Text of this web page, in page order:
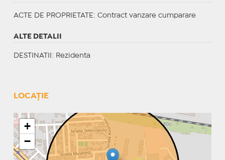
ACTE DE PROPRIETATE : Contract vanzare cumparare
ALTE DETALII
DESTINATII : Rezidenta
LOCAȚIE
+
−